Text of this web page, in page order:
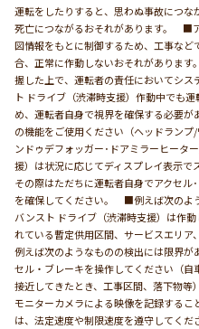
運転をしたりすると、思わぬ事故につ
死亡につながるおそれがあります。 ■
図情報をもとに制御するため、工事な
合、正常に作動しないおそれがありま
握した上で、運転者の責任においてシ
ト ドライブ（渋滞時支援）作動中でも
め、運転者自身で視界を確保する必要
の機能をご使用ください（ヘッドラン
ンドゥデフォッガー･ドアミラーヒー
援）は状況に応じてディスプレイ表示で
その際はただちに運転者自身でアクセ
を確保してください。 ■例えば次のよ
バンスト ドライブ（渋滞時支援）は作
れている暫定供用区間、サービスエリ
例えば次のようなものの検出には限界が
セル・ブレーキを操作してください（
接近してきたとき、工事区間、落下物
モニターカメラによる映像を記録する
は、法定速度や制限速度を遵守してく